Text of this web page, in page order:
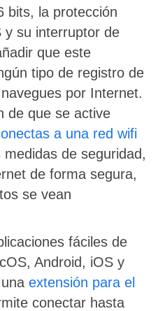
bits, la protección
y su interruptor de
que este
tipo de registro de
por Internet.
de que se active
a una red wifi
de seguridad,
de forma segura,
se vean
fáciles de
Android, iOS y
extensión para el
conectar hasta